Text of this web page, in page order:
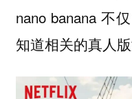
nano banana 不
知道相关的真人版